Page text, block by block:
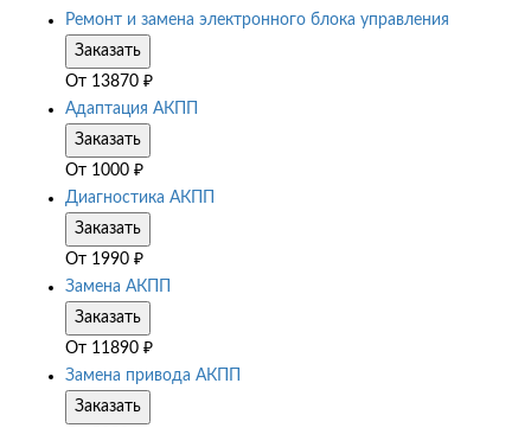
Ремонт и замена электронного блока управления
Заказать
От 13870 ₽
Адаптация АКПП
Заказать
От 1000 ₽
Диагностика АКПП
Заказать
От 1990 ₽
Замена АКПП
Заказать
От 11890 ₽
Замена привода АКПП
Заказать